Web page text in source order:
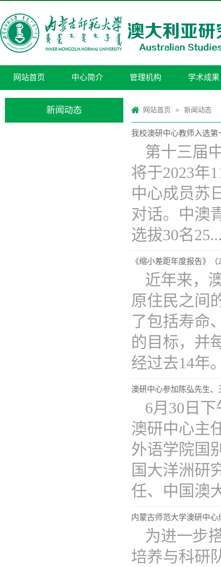
网站首页 中心简介 管理机构 学术成果
新闻动态 网站首页 > 新闻动态
我校澳研中心教师入选第
第十三届
将于2023年
中心成员苏
对话。中澳
选拔30名
《缩小差距年度报告》（
近年来，
原住民之间
了包括寿命
的目标，并
经过去14年
澳研中心参加陈弘先生
​6月30日
澳研中心主
外语学院国
国大洋洲研
任、中国澳
内蒙古师范大学澳研中
为进一步
培养与科研